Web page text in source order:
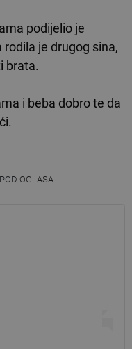
podijelio je
je drugog sina,
brata.
i beba dobro te da
OGLASA